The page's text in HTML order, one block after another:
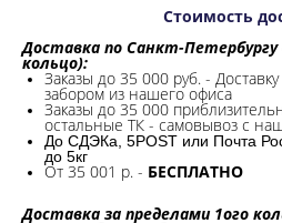
Стоимость
Доставка по Санкт-Петербургу
кольцо):
Заказы до 35 000 руб. -
забором из нашего офиса
Заказы до 35 000
остальные ТК - самовывоз с
До СДЭКа, 5POST или Почта
до 5кг
От 35 001 р. - БЕСПЛАТНО
Доставка за пределами 1ого